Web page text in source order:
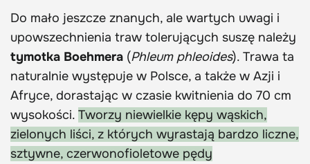
Do mało jeszcze znanych, ale wartych uwagi i
upowszechnienia traw tolerujących suszę należy
tymotka Boehmera (Phleum phleoides). Trawa ta
naturalnie występuje w Polsce, a także w Azji i
Afryce, dorastając w czasie kwitnienia do 70 cm
wysokości. Tworzy niewielkie kępy wąskich,
zielonych liści, z których wyrastają bardzo liczne,
sztywne, czerwonofioletowe pędy